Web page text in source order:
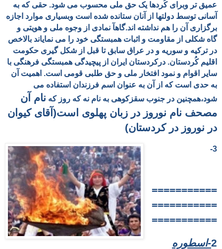
عمیق تر وبرای کُردها یک حق ملی محسوب می شود. حقی که به
آسانی توسط دولتها از آنان ستانده شده است وبسیاری موارد اجازه
برگزاری آن را هم نداشته اند.گاهآ نمادی از وجوه ملی و هویتی و
گاه شکلی از مقاومت و اثبات همبستگی خود را می نمایاند بالاخص
در ترکیه و سوریه و در عراق سابق تا قبل از شکل گیری حکومت
اقلیم کُردستان. درکردستان ایران از پیچیدگی همبستگی فرهنگی با
سایر اقوام و نمود افتخار ملی و حق طلبی قومی است. اهمیت آن
به حدی است که از آن به عنوان اسم فرزندان استفاده می
شود،همچنین در جنوب سقزکوهی به نام نه که روز که نام آن
مصحف نام نوروز در زبان پهلوی است(آقای کیوان
در نوروز در کردستان)
3-
===========
===========
===========
2-اسطوره